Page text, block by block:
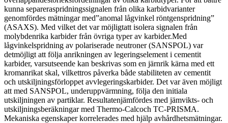
kunna separeraspridningssignalen från olika karbidvarianter
genomfördes mätningar med”anomal lågvinkel röntgenspridning”
(ASAXS). Med vilket det var möjligtatt isolera signalen från
molybdenrika karbider från övriga typer av karbider.Med
lågvinkelspridning av polariserade neutroner (SANSPOL) var
detmöjligt att följa anrikningen av legeringselement i cementit
karbider, varsutseende kan beskrivas som en järnrik kärna med ett
kromanrikat skal, vilkettros påverka både stabiliteten av cementit
och utskiljningsförloppet avvlegeringskarbider. Det var även möjligt
att med SANSPOL, underuppvärmning, följa den initiala
utskiljningen av partiklar. Resultatenjämfördes med jämvikts- och
utskiljningsberäkningar med Thermo-Calcoch TC-PRISMA.
Mekaniska egenskaper korrelerades med hjälp avhårdhetsmätningar.